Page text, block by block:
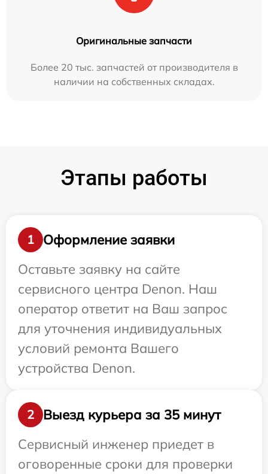
Оригинальные запчасти
Более 20 тыс. запчастей от производителя в
наличии на собственных складах.
Этапы работы
1
Оформление заявки
Оставьте заявку на сайте
сервисного центра Denon. Наш
оператор ответит на Ваш запрос
для уточнения индивидуальных
условий ремонта Вашего
устройства Denon.
2
Выезд курьера за 35 минут
Сервисный инженер приедет в
оговоренные сроки для проверки